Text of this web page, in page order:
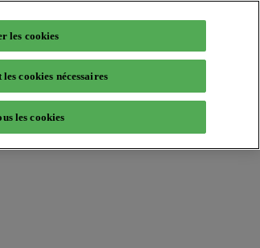
les cookies
cookies nécessaires
les cookies